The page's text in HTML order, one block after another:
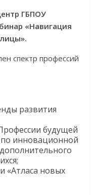
ГБПОУ
«Навигация
спектр профессий
развития
будущей
инновационной
«Атласа новых